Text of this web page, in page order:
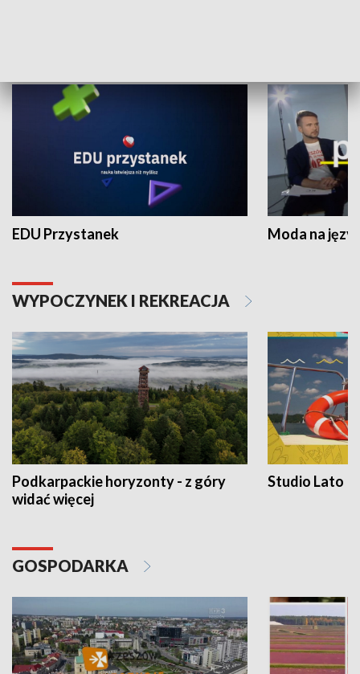
EDU Przystanek Moda na
WYPOCZYNEK I REKREACJA
Podkarpackie horyzonty - z góry
widać więcej
Studio Lato
GOSPODARKA